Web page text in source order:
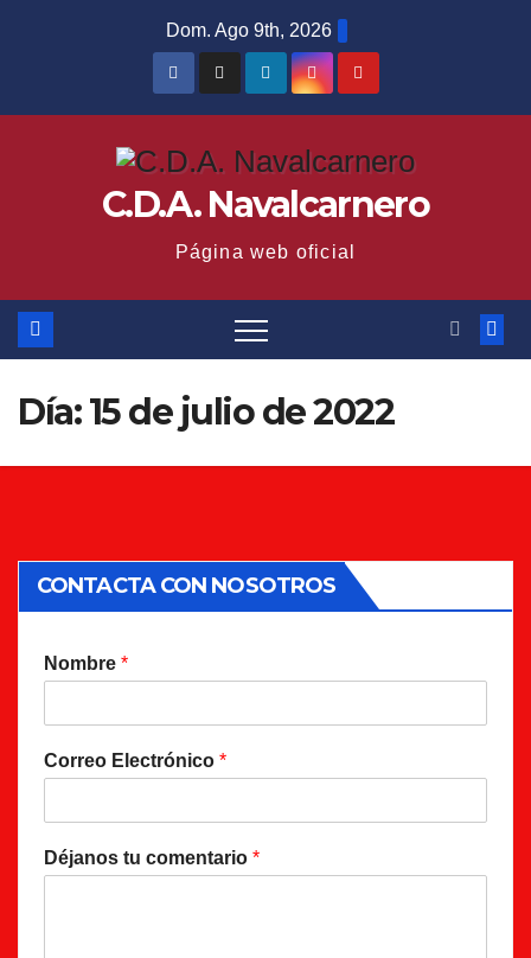
Dom. Ago 9th, 2026
C.D.A. Navalcarnero
Página web oficial
Día:15 de julio de 2022
CONTACTA CON NOSOTROS
Nombre *
Correo Electrónico *
Déjanos tu comentario *